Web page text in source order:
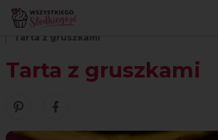
Strona główna
Tarta z gruszkami
Tarta z gruszkami
Zobacz nasze piny w serwisie
Udostępnij ten przepis w